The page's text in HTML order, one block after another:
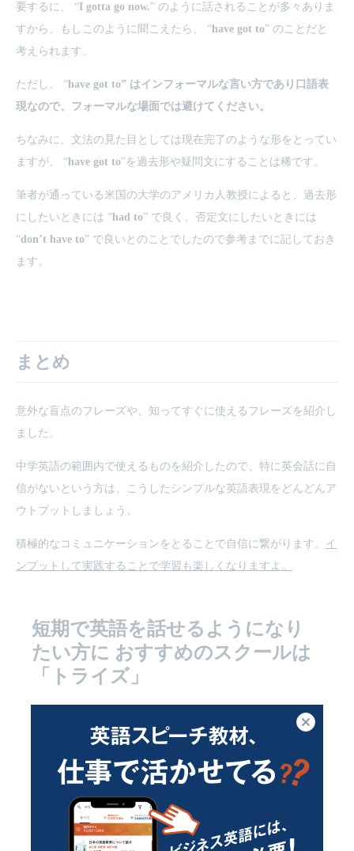
要するに、 “I gotta go now.” のように話されることが多々ありま
すから、もしこのように聞こえたら、 “have got to” のことだと
考えられます。
ただし、 “have got to” はインフォーマルな言い方であり口語表
現なので、フォーマルな場面では避けてください。
ちなみに、文法の見た目としては現在完了のような形をとってい
ますが、 “have got to”を過去形や疑問文にすることは稀です。
筆者が通っている米国の大学のアメリカ人教授によると、過去形
にしたいときには “had to” で良く、否定文にしたいときには
“don’t have to” で良いとのことでしたので参考までに記しておき
ます。
まとめ
意外な盲点のフレーズや、知ってすぐに使えるフレーズを紹介し
ました。
中学英語の範囲内で使えるものを紹介したので、特に英会話に自
信がないという方は、こうしたシンプルな英語表現をどんどんア
ウトプットしましょう。
積極的なコミュニケーションをとることで自信に繋がります。
イ
ンプットして実践することで学習も楽しくなりますよ。
短期で英語を話せるようになり
たい方に おすすめのスクールは
「トライズ」
は、日本人コンサルタントとネイティブコーチが
専属でサポートしてくれる、英語コーチングスクール。レ
ッスンは週３回確保される上に受け放題。マンツーマンの
面談やメールで日々サポートも受けられて、他のスクール
とは一線を画す本格的なプログラムになっています。
閉じる